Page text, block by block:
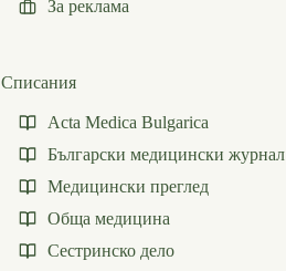
За реклама
Списания
Acta Medica Bulgarica
Български медицински журнал
Медицински преглед
Обща медицина
Сестринско дело